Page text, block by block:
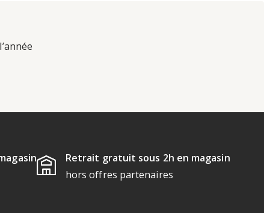
Retrait gratuit sous 2h en magasin
hors offres partenaires